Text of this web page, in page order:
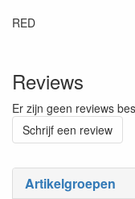
Artikelgroepen
RED
Reviews
Er zijn geen reviews
Schrijf een review